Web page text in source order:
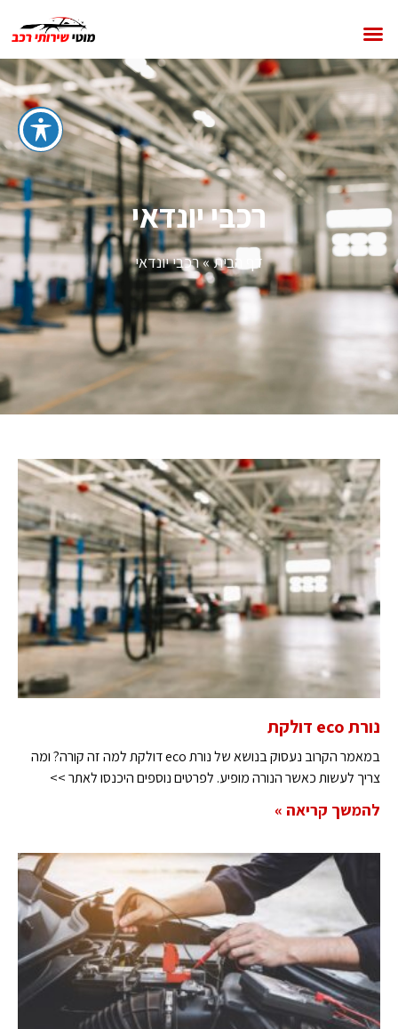
רכבי יונדאי
דף הבית»רכבי יונדאי
נורת eco דולקת
במאמר הקרוב נעסוק בנושא של נורת eco דולקת למה זה קורה? ומה
צריך לעשות כאשר הנורה מופיע. לפרטים נוספים היכנסו לאתר >>
להמשך קריאה »